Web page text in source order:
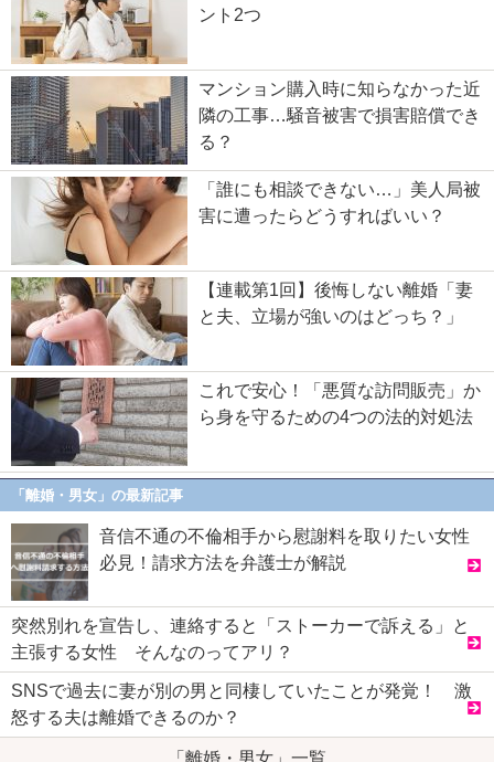
ント2つ
マンション購入時に知らなかった近
隣の工事…騒音被害で損害賠償でき
る？
「誰にも相談できない…」美人局被
害に遭ったらどうすればいい？
【連載第1回】後悔しない離婚「妻
と夫、立場が強いのはどっち？」
これで安心！「悪質な訪問販売」か
ら身を守るための4つの法的対処法
「離婚・男女」の最新記事
音信不通の不倫相手から慰謝料を取りたい女性
必見！請求方法を弁護士が解説
突然別れを宣告し、連絡すると「ストーカーで訴える」と
主張する女性 そんなのってアリ？
SNSで過去に妻が別の男と同棲していたことが発覚！ 激
怒する夫は離婚できるのか？
「離婚・男女」一覧